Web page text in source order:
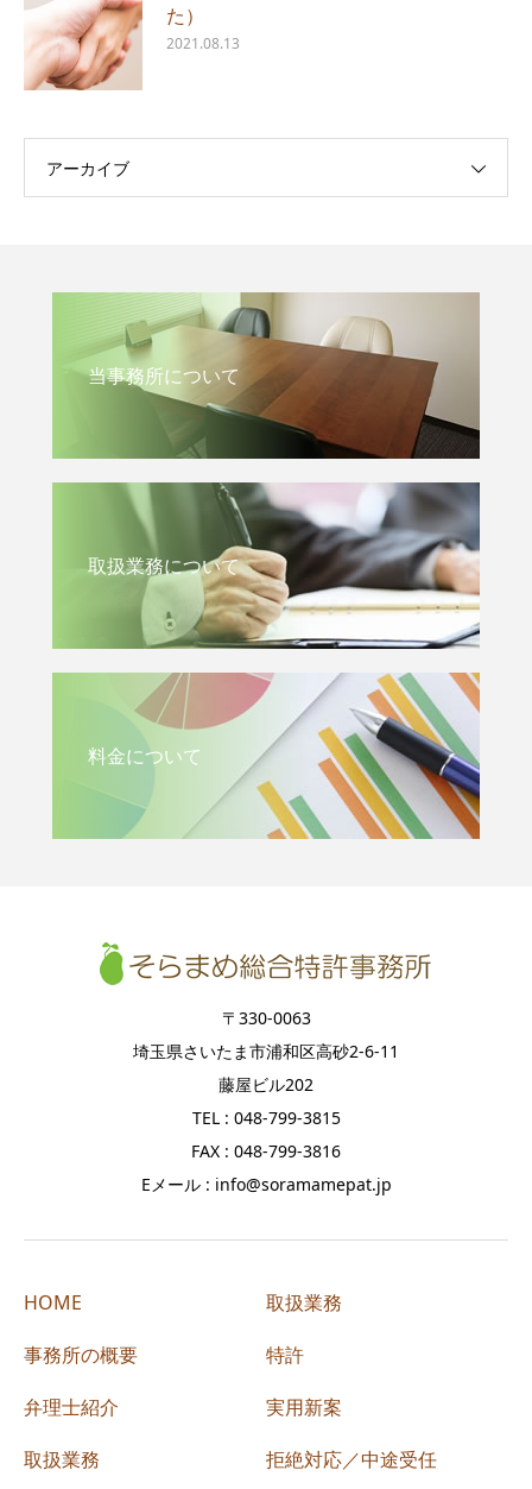
た）
2021.08.13
アーカイブ
当事務所について
取扱業務について
料金について
〒330-0063
埼玉県さいたま市浦和区高砂2-6-11
藤屋ビル202
TEL : 048-799-3815
FAX : 048-799-3816
Eメール : info@soramamepat.jp
HOME
事務所の概要
弁理士紹介
取扱業務
取扱業務
特許
実用新案
拒絶対応／中途受任